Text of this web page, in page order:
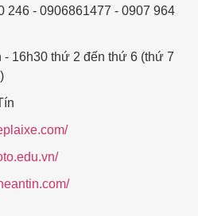
246 - 0906861477 - 0907 964
16h30 thứ 2 đến thứ 6 (thứ 7